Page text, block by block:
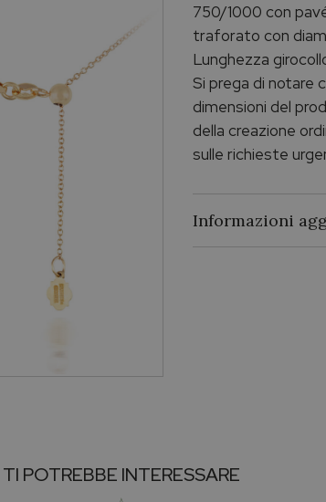
750/1000 con
traforato con
Lunghezza
Si prega di notare
dimensioni del
della creazione
sulle richieste
Informazioni
Metallo
TI POTREBBE INTERESSARE